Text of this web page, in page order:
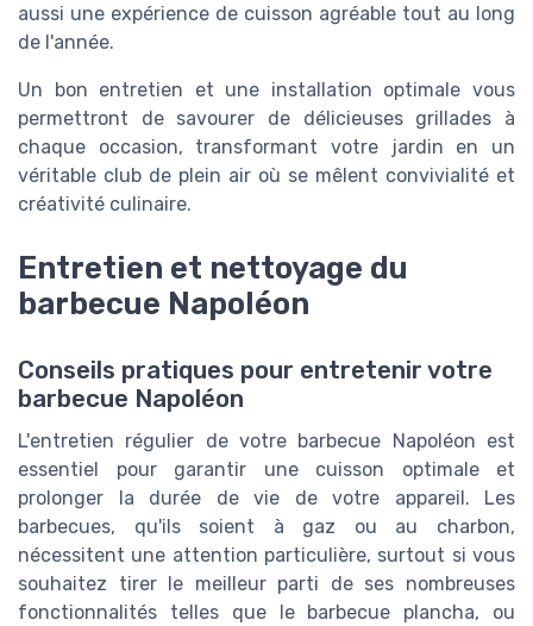
aussi une expérience de cuisson agréable tout au long
de l'année.
Un bon entretien et une installation optimale vous
permettront de savourer de délicieuses grillades à
chaque occasion, transformant votre jardin en un
véritable club de plein air où se mêlent convivialité et
créativité culinaire.
Entretien et nettoyage du
barbecue Napoléon
Conseils pratiques pour entretenir votre
barbecue Napoléon
L'entretien régulier de votre barbecue Napoléon est
essentiel pour garantir une cuisson optimale et
prolonger la durée de vie de votre appareil. Les
barbecues, qu'ils soient à gaz ou au charbon,
nécessitent une attention particulière, surtout si vous
souhaitez tirer le meilleur parti de ses nombreuses
fonctionnalités telles que le barbecue plancha, ou